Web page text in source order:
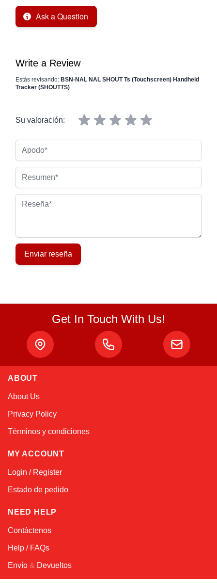
Ask a Question
Write a Review
Estás revisando: BSN-NAL NAL SHOUT Ts (Touchscreen) Handheld
Tracker (SHOUTTS)
Su valoración:
Reseña
Enviar reseña
Get In Touch With Us!
ABOUT
About Us
Privacy Policy
Términos y condiciones
MY ACCOUNT
Login / Register
Estado de pedido
NEED HELP
Contáctenos
Help / FAQs
Envío & Devueltos